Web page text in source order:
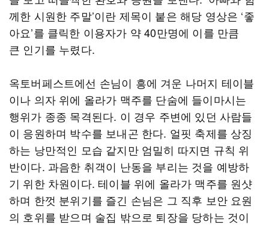
께한 시원한 주말’이란 제목이 붙은 해당 영상은 ‘좋
아요’를 클릭한 이용자가 약 40만명에 이를 만큼
큰 인기를 누렸다.
옥토버페스트에선 손님이 흥에 겨운 나머지 테이블
이나 의자 위에 올라가 맥주를 단숨에 들이마시는
행위가 종종 목격된다. 이 경우 주변에 있던 사람들
이 응원하며 박수를 보내곤 한다. 얼핏 축제를 상징
하는 낭만적인 모습 같지만 엄밀히 따지면 규칙 위
반이다. 과음한 취객이 난동을 부리는 것을 예방하
기 위한 차원이다. 테이블 위에 올라가 맥주를 원샷
하며 한껏 분위기를 즐긴 손님은 그 직후 보안 요원
의 호위를 받으며 술집 밖으로 퇴장을 당하는 것이